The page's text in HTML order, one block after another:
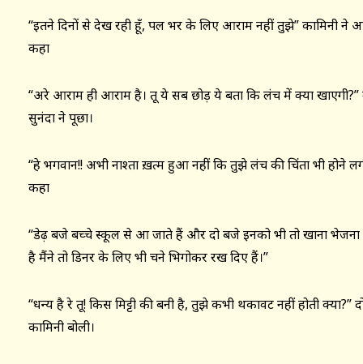
“इतने दिनों से देख रही हूँ, पल भर के लिए आराम नहीं तुझे” कामिनी ने
कहा
“अरे आराम ही आराम है। तू ये सब छोड़ ये बता कि लंच में क्या
सुनंदा ने पूछा।
“हे भगवान!! अभी नाश्ता ख़त्म हुआ नहीं कि तुझे लंच की चिंता भी होने
कहा
“डेढ़ बजे बच्चे स्कूल से आ जाते हैं और दो बजे इनको भी तो खाना भेजना
है मैंने तो डिनर के लिए भी चने भिगोकर रख दिए हैं।”
“धन्य है रे तू! किस मिट्टी की बनी है, तुझे कभी थकावट नहीं होती
कामिनी बोली।